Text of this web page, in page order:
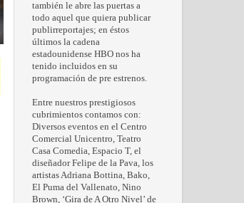
también le abre las puertas a
todo aquel que quiera publicar
publirreportajes; en éstos
últimos la cadena
estadounidense HBO nos ha
tenido incluidos en su
programación de pre estrenos.
Entre nuestros prestigiosos
cubrimientos contamos con:
Diversos eventos en el Centro
Comercial Unicentro, Teatro
Casa Comedia, Espacio T, el
diseñador Felipe de la Pava, los
artistas Adriana Bottina, Bako,
El Puma del Vallenato, Nino
Brown, ‘Gira de A Otro Nivel’ de